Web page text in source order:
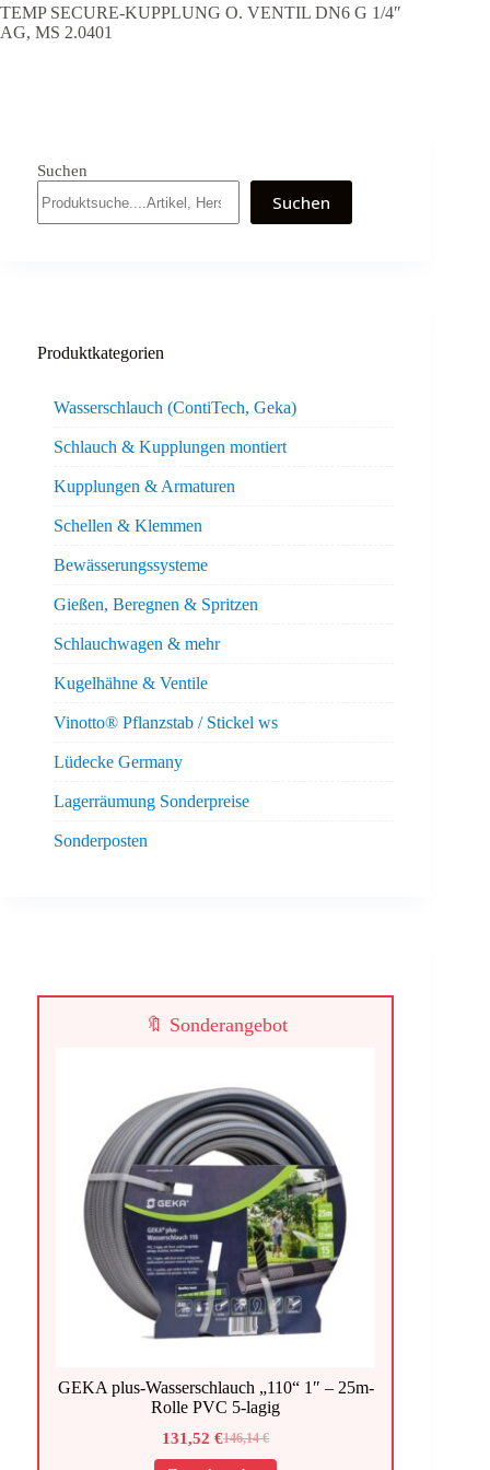
TEMP SECURE-KUPPLUNG O. VENTIL DN6 G 1/4″
AG, MS 2.0401
Suchen
Suchen
Produktkategorien
Wasserschlauch (ContiTech, Geka)
Schlauch & Kupplungen montiert
Kupplungen & Armaturen
Schellen & Klemmen
Bewässerungssysteme
Gießen, Beregnen & Spritzen
Schlauchwagen & mehr
Kugelhähne & Ventile
Vinotto® Pflanzstab / Stickel ws
Lüdecke Germany
Lagerräumung Sonderpreise
Sonderposten
🔖 Sonderangebot
GEKA plus-Wasserschlauch „110“ 1″ – 25m-
Rolle PVC 5-lagig
146,14€
Ursprünglicher
Preis
131,52€
Aktueller
Preis